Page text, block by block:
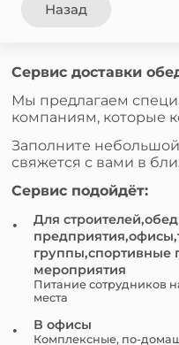
Назад
Сервис доставки
Мы предлагаем
компаниям, которые
Заполните
свяжется с вами в
Сервис подойдёт:
Для
группы,спортивные
мероприятия
Питание сотрудников
места
В офисы
Комплексные, по-